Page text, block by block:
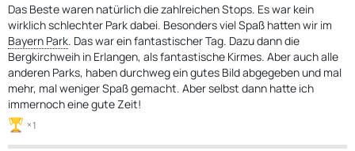
Das Beste waren natürlich die zahlreichen Stops. Es war kein
wirklich schlechter Park dabei. Besonders viel Spaß hatten wir im
Bayern Park. Das war ein fantastischer Tag. Dazu dann die
Bergkirchweih in Erlangen, als fantastische Kirmes. Aber auch alle
anderen Parks, haben durchweg ein gutes Bild abgegeben und mal
mehr, mal weniger Spaß gemacht. Aber selbst dann hatte ich
immernoch eine gute Zeit!
1